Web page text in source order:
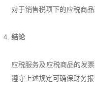
对于销售税项下的应税商
结论
应税服务及应税商品的发
遵守上述规定可确保财务